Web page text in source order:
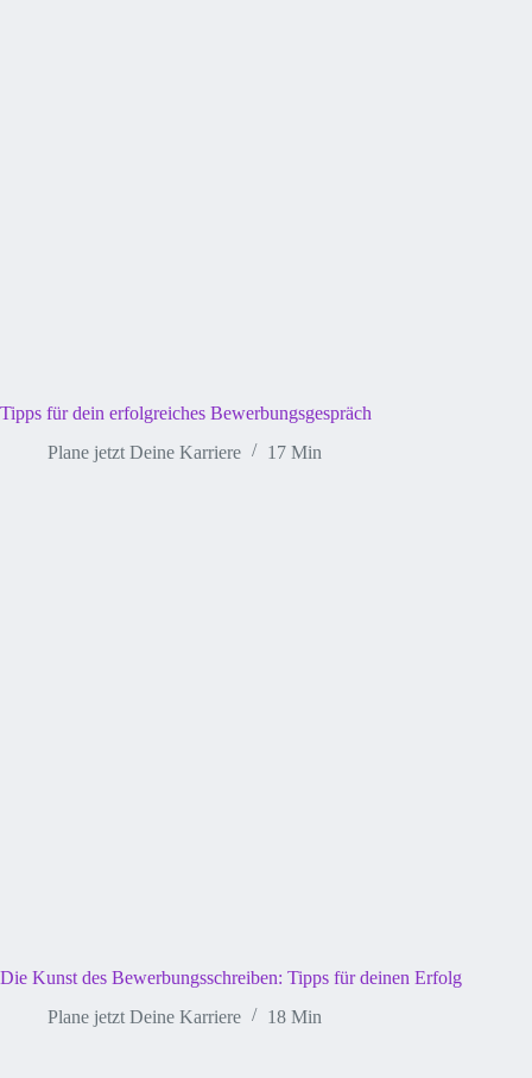
Tipps für dein erfolgreiches Bewerbungsgespräch
Plane jetzt Deine Karriere
17 Min
Die Kunst des Bewerbungsschreiben: Tipps für deinen Erfolg
Plane jetzt Deine Karriere
18 Min